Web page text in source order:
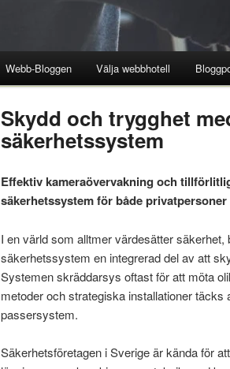
Webb-Bloggen Välja webbhotell
Skydd och trygghet
säkerhetssystem
Effektiv kameraövervakning och
säkerhetssystem för både
I en värld som alltmer värdesätter säkerhet,
säkerhetssystem en integrerad del av att
Systemen skräddarsys oftast för att möta
metoder och strategiska installationer täcks
passersystem.
Säkerhetsföretagen i Sverige är kända för